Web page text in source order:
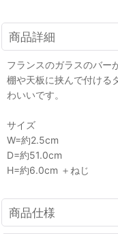
商品詳細
フランスのガラスのバー
棚や天板に挟んで付ける
わいいです。
サイズ
W=約2.5cm
D=約51.0cm
H=約6.0cm ＋ねじ
商品仕様